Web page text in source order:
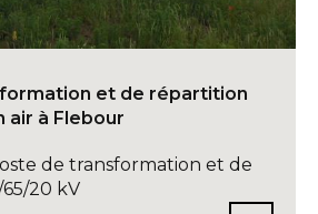
et de répartition
air à Flebour
de transformation et de
20 kV